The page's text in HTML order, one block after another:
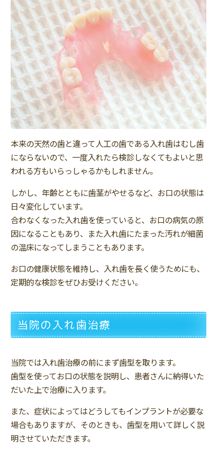
本来の天然の歯と違って人工の歯である入れ歯はむし歯
にならないので、一度入れたら検診しなくてもよいと思
われる方もいらっしゃるかもしれません。
しかし、年齢とともに歯茎がやせるなど、お口の状態は
日々変化しています。
合わなくなった入れ歯を使っていると、お口の病気の原
因になることもあり、また入れ歯にたまった汚れが細菌
の温床になってしまうこともあります。
お口の健康状態を維持し、入れ歯を長く使うためにも、
定期的な検診をぜひお受けください。
当院の入れ歯治療
当院では入れ歯治療の前にまず歯型を取ります。
歯型を使ってお口の状態を説明し、患者さんに納得いた
だいた上で治療に入ります。
また、症状によってはどうしてもインプラントが必要な
場合もありますが、そのときも、歯型を用いて詳しく説
明させていただきます。